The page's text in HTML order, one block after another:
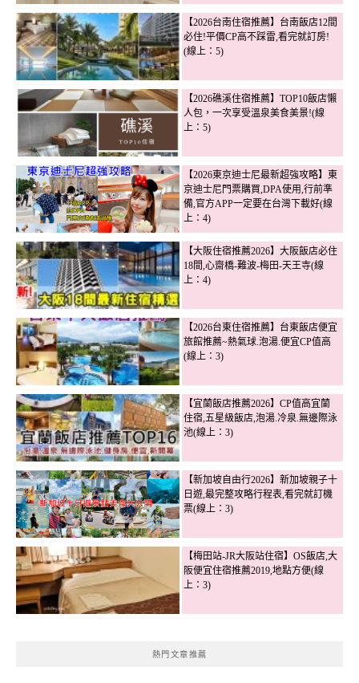
【2026台南住宿推薦】台南飯店12間
必住!平價CP高不踩雷,看完就訂房!
(線上：5)
【2026礁溪住宿推薦】TOP10飯店懶
人包，一次享受溫泉美食美景!(線
上：5)
【2026東京迪士尼最新超強攻略】東
京迪士尼門票購買,DPA使用,行前準
備,官方APP一定要在台灣下載好(線
上：4)
【大阪住宿推薦2026】大阪飯店必住
18間,心齋橋-難波-梅田-天王寺(線
上：4)
【2026台東住宿推薦】台東飯店便宜
旅館推薦~熱氣球.泡湯.便宜CP值高
(線上：3)
【宜蘭飯店推薦2026】CP值高宜蘭
住宿,五星級飯店,泡湯.冷泉.無邊際泳
池(線上：3)
【新加坡自由行2026】新加坡親子十
日遊,最完整攻略行程表,看完就訂機
票(線上：3)
【梅田站-JR大阪站住宿】OS飯店,大
阪便宜住宿推薦2019,地點方便(線
上：3)
熱門文章推薦